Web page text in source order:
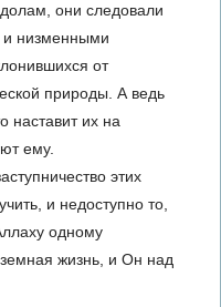
они следовали
низменными
от
природы. А ведь
наставит их на
ему.
этих
и недоступно то,
одному
жизнь, и Он над